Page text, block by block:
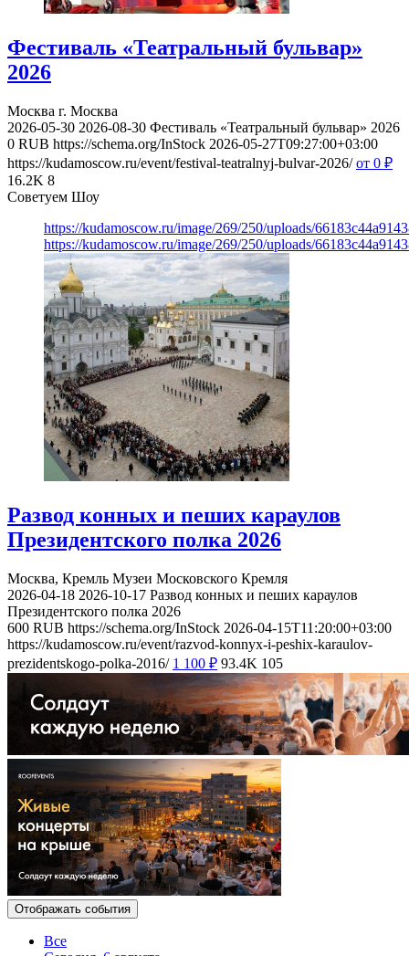
Фестиваль «Театральный бульвар»
2026
Москва г. Москва
2026-05-30 2026-08-30 Фестиваль «Театральный бульвар» 2026
0 RUB https://schema.org/InStock 2026-05-27T09:27:00+03:00
https://kudamoscow.ru/event/festival-teatralnyj-bulvar-2026/ от 0 ₽
16.2K 8
Советуем Шоу
https://kudamoscow.ru/image/269/250/uploads/
https://kudamoscow.ru/image/269/250/uploads/
Развод конных и пеших караулов
Президентского полка 2026
Москва, Кремль Музеи Московского Кремля
2026-04-18 2026-10-17 Развод конных и пеших караулов
Президентского полка 2026
600 RUB https://schema.org/InStock 2026-04-15T11:20:00+03:00
https://kudamoscow.ru/event/razvod-konnyx-i-peshix-karaulov-
prezidentskogo-polka-2016/ 1 100 ₽ 93.4K 105
Отображать события
Все